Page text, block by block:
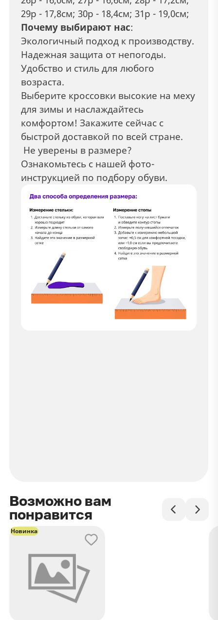
29р - 17,8см; 30р - 18,4см; 31р - 19,0см;
Почему выбирают нас:
Экологичный подход к производству.
Надежная защита от непогоды.
Удобство и стиль для любого
возраста.
Выберите кроссовки высокие на меху
для зимы и наслаждайтесь
комфортом! Закажите сейчас с
быстрой доставкой по всей стране.
Не уверены в размере?
Ознакомьтесь с нашей фото-
инструкцией по подбору обуви.
Возможно вам
понравится
Новинка